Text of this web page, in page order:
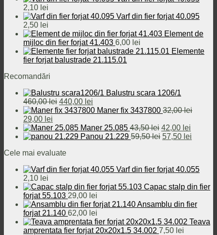
2,10 lei
Varf din fier forjat 40.095
2,50 lei
Element de
mijloc din fier forjat 41.403 6,00 lei
Elemente
fier forjat balustrade 21.115.01
Recomandări
Balustru scara 1206/1
460,00lei Prețul
inițial
fost:
460,00 lei.
440,00 lei
curent
440,00 lei.
Maner fix 3437800 32,00lei
Prețul
inițial
a
32,00 lei.
29,00 lei
curent
este:
Maner 25.085 43,50lei Prețul
inițial
42,00 lei
curent
Panou 21.229 59,50lei Prețul
59,50 lei.
57,50 lei
Cele mai evaluate
Varf din fier forjat 40.055
2,10 lei
Capac stalp din fier
forjat 55.103 29,00 lei
Ansamblu din fier
forjat 21.140 62,00 lei
Teava
amprentata fier forjat 20x20x1.5 34.002 7,50 lei